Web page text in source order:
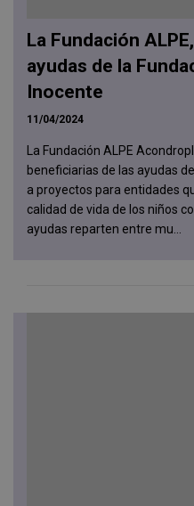
La Fundación
ayudas de la
Inocente
11/04/2024
La Fundación ALPE
beneficiarias de las ayudas
a proyectos para entidades
calidad de vida de los niños
ayudas reparten entre mu...